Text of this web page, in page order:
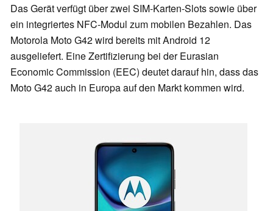
Das Gerät verfügt über zwei SIM-Karten-Slots sowie über
ein integriertes NFC-Modul zum mobilen Bezahlen. Das
Motorola Moto G42 wird bereits mit Android 12
ausgeliefert. Eine Zertifizierung bei der Eurasian
Economic Commission (EEC) deutet darauf hin, dass das
Moto G42 auch in Europa auf den Markt kommen wird.